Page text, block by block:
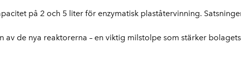
på 2 och 5 liter för enzymatisk plaståtervinning.
de nya reaktorerna – en viktig milstolpe som stärker